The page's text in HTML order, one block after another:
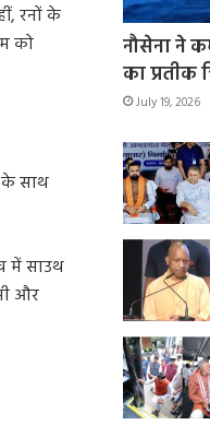
रनों के
को
के साथ
में साउथ
और
नौसेना ने
का प्रतीक
July 19, 2026